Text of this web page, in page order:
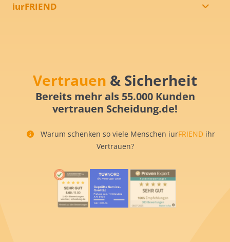
iurFRIEND
Vertrauen & Sicherheit
Bereits mehr als 55.000 Kunden
vertrauen Scheidung.de!
Warum schenken so viele Menschen iurFRIEND ihr
Vertrauen?